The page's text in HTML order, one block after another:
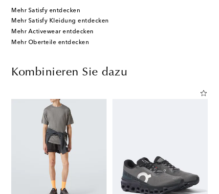
Mehr Satisfy entdecken
Mehr Satisfy Kleidung entdecken
Mehr Activewear entdecken
Mehr Oberteile entdecken
Kombinieren Sie dazu